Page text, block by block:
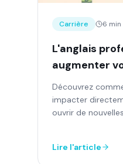
Carrière 6 min
L'anglais
augmenter
Découvrez
impacter
ouvrir de
Lire l'article